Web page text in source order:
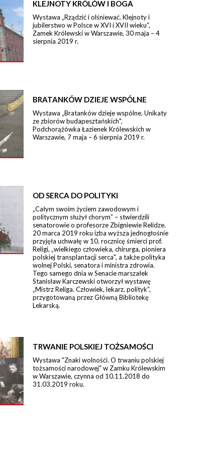
KLEJNOTY KRÓLÓW I BOGA
Wystawa „Rządzić i olśniewać. Klejnoty i
jubilerstwo w Polsce w XVI i XVII wieku”,
Zamek Królewski w Warszawie, 30 maja – 4
sierpnia 2019 r.
BRATANKÓW DZIEJE WSPÓLNE
Wystawa „Bratanków dzieje wspólne. Unikaty
ze zbiorów budapesztańskich",
Podchorążówka Łazienek Królewskich w
Warszawie, 7 maja – 6 sierpnia 2019 r.
OD SERCA DO POLITYKI
„Całym swoim życiem zawodowym i
politycznym służył chorym” – stwierdzili
senatorowie o profesorze Zbigniewie Relidze.
20 marca 2019 roku izba wyższa jednogłośnie
przyjęła uchwałę w 10. rocznicę śmierci prof.
Religi, „wielkiego człowieka, chirurga, pioniera
polskiej transplantacji serca", a także polityka
wolnej Polski, senatora i ministra zdrowia.
Tego samego dnia w Senacie marszałek
Stanisław Karczewski otworzył wystawę
„Mistrz Religa. Człowiek, lekarz, polityk”,
przygotowaną przez Główną Bibliotekę
Lekarską.
TRWANIE POLSKIEJ TOŻSAMOŚCI
Wystawa "Znaki wolnośći. O trwaniu polskiej
tożsamości narodowej" w Zamku Królewskim
w Warszawie, czynna od 10.11.2018 do
31.03.2019 roku.